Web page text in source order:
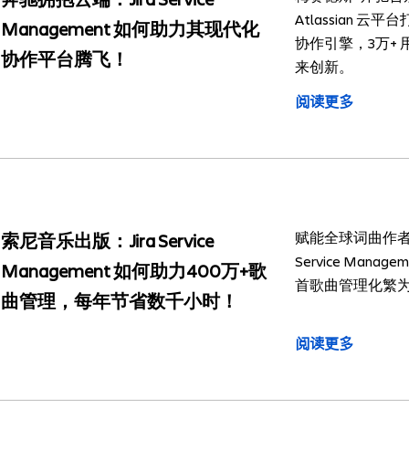
Management 如何助力其现代化
协作平台腾飞！
Atlassian 云平台
协作引擎，3万+
来创新。
阅读更多
索尼音乐出版：Jira Service
Management 如何助力400万+歌
曲管理，每年节省数千小时！
赋能全球词曲作
Service
首歌曲管理化繁
阅读更多